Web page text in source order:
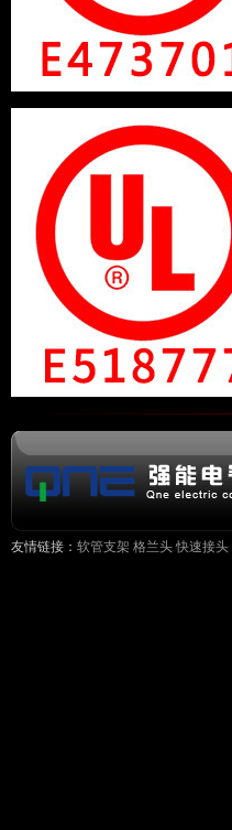
友情链接： 软管支架 格兰头 快速接头